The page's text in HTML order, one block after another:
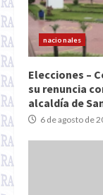
nacionales
Elecciones –
su renuncia
alcaldía de
6 de agosto de